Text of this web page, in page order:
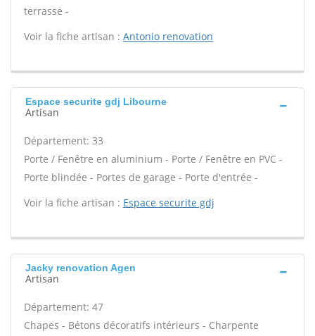
terrasse -
Voir la fiche artisan : Antonio renovation
Espace securite gdj Libourne
Artisan
Département: 33
Porte / Fenêtre en aluminium - Porte / Fenêtre en PVC -
Porte blindée - Portes de garage - Porte d'entrée -
Voir la fiche artisan : Espace securite gdj
Jacky renovation Agen
Artisan
Département: 47
Chapes - Bétons décoratifs intérieurs - Charpente